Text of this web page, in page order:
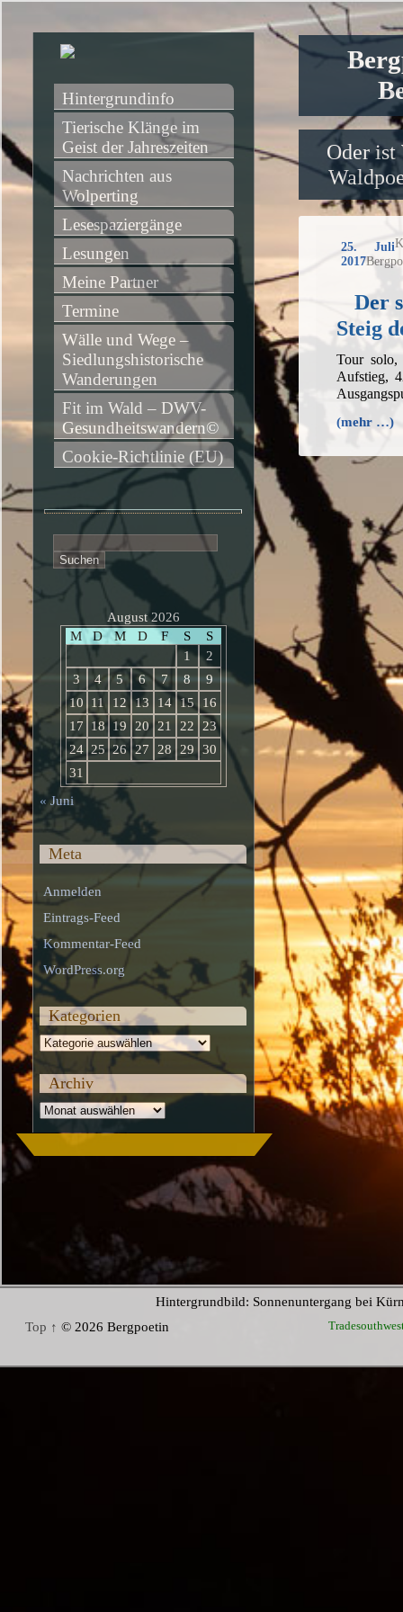
Oder ist
25. Juli
2017
Der
Steig
Tour
Aufstieg,
(mehr …)
Hintergrundinfo
Tierische Klänge im
Geist der Jahreszeiten
Nachrichten aus
Wolperting
Lesespaziergänge
Lesungen
Meine Partner
Termine
Wälle und Wege –
Siedlungshistorische
Wanderungen
Fit im Wald – DWV-
Gesundheitswandern©
Cookie-Richtlinie (EU)
nach:
August 2026
M
D M D F S
S
1
2
3
4 5 6 7 8
9
10
11 12 13 14 15
16
17
18 19 20 21 22
23
24 25 26 27 28 29
30
31
« Juni
Meta
Anmelden
Eintrags-Feed
Kommentar-Feed
WordPress.org
Kategorien
Kategorien
Archiv
Archiv
Hintergrundbild: Sonnenuntergang bei
Top ↑ © 2026 Bergpoetin